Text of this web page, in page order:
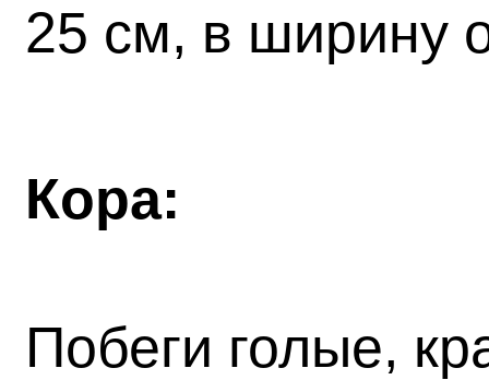
25 см, в ширину
Кора:
Побеги голые,